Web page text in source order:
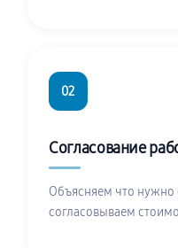
02
Согласование
Объясняем что нужно
согласовываем